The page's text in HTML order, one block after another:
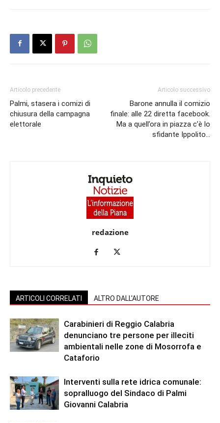
Articolo precedente
Palmi, stasera i comizi di
chiusura della campagna
elettorale
Articolo successivo
Barone annulla il comizio
finale: alle 22 diretta facebook.
Ma a quell’ora in piazza c’è lo
sfidante Ippolito…
redazione
ARTICOLI CORRELATI ALTRO DALL'AUTORE
Carabinieri di Reggio Calabria
denunciano tre persone per illeciti
ambientali nelle zone di Mosorrofa e
Cataforio
Interventi sulla rete idrica comunale:
sopralluogo del Sindaco di Palmi
Giovanni Calabria